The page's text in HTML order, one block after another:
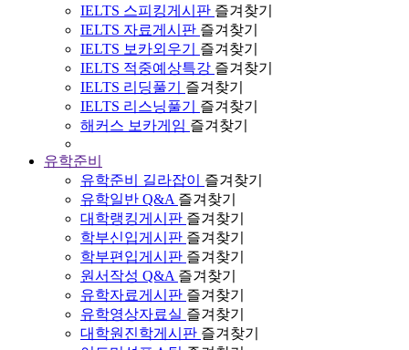
IELTS 스피킹게시판 즐겨찾기
IELTS 자료게시판 즐겨찾기
IELTS 보카외우기
즐겨찾기
IELTS 적중예상특강 즐겨찾기
IELTS 리딩풀기
즐겨찾기
IELTS 리스닝풀기
즐겨찾기
해커스 보카게임 즐겨찾기
유학준비
유학준비 길라잡이
즐겨찾기
유학일반 Q&A 즐겨찾기
대학랭킹게시판 즐겨찾기
학부신입게시판 즐겨찾기
학부편입게시판 즐겨찾기
원서작성 Q&A 즐겨찾기
유학자료게시판 즐겨찾기
유학영상자료실 즐겨찾기
대학원진학게시판 즐겨찾기